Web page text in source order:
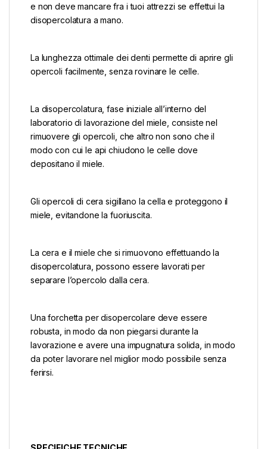
e non deve mancare fra i tuoi attrezzi se effettui la
disopercolatura a mano.
La lunghezza ottimale dei denti permette di aprire gli
opercoli facilmente, senza rovinare le celle.
La disopercolatura, fase iniziale all’interno del
laboratorio di lavorazione del miele, consiste nel
rimuovere gli opercoli, che altro non sono che il
modo con cui le api chiudono le celle dove
depositano il miele.
Gli opercoli di cera sigillano la cella e proteggono il
miele, evitandone la fuoriuscita.
La cera e il miele che si rimuovono effettuando la
disopercolatura, possono essere lavorati per
separare l’opercolo dalla cera.
Una forchetta per disopercolare deve essere
robusta, in modo da non piegarsi durante la
lavorazione e avere una impugnatura solida, in modo
da poter lavorare nel miglior modo possibile senza
ferirsi.